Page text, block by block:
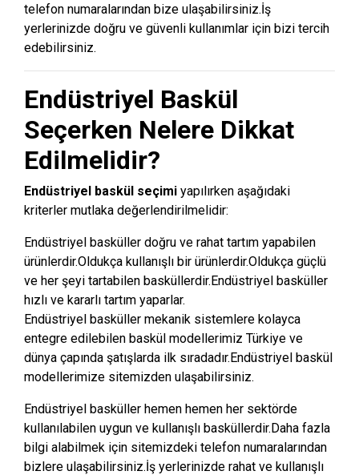
telefon numaralarından bize ulaşabilirsiniz.İş
yerlerinizde doğru ve güvenli kullanımlar için bizi tercih
edebilirsiniz.
Endüstriyel Baskül
Seçerken Nelere Dikkat
Edilmelidir?
Endüstriyel baskül seçimi yapılırken aşağıdaki
kriterler mutlaka değerlendirilmelidir:
Endüstriyel basküller doğru ve rahat tartım yapabilen
ürünlerdir.Oldukça kullanışlı bir ürünlerdir.Oldukça güçlü
ve her şeyi tartabilen basküllerdir.Endüstriyel basküller
hızlı ve kararlı tartım yaparlar.
Endüstriyel basküller mekanik sistemlere kolayca
entegre edilebilen baskül modellerimiz Türkiye ve
dünya çapında şatışlarda ilk sıradadır.Endüstriyel baskül
modellerimize sitemizden ulaşabilirsiniz.
Endüstriyel basküller hemen hemen her sektörde
kullanılabilen uygun ve kullanışlı basküllerdir.Daha fazla
bilgi alabilmek için sitemizdeki telefon numaralarından
bizlere ulaşabilirsiniz.İş yerlerinizde rahat ve kullanışlı